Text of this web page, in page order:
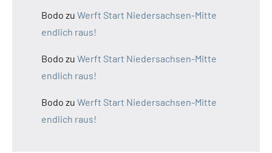
Bodo zu Werft Start Niedersachsen-Mitte
endlich raus!
Bodo zu Werft Start Niedersachsen-Mitte
endlich raus!
Bodo zu Werft Start Niedersachsen-Mitte
endlich raus!